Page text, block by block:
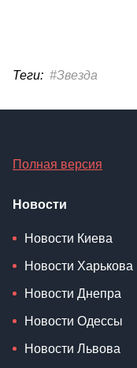
Теги: #Звезда
Полная версия
Новости
Новости Киева
Новости Харькова
Новости Днепра
Новости Одессы
Новости Львова